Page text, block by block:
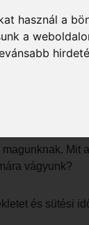
használ a
a
vágyunk?
és sütési